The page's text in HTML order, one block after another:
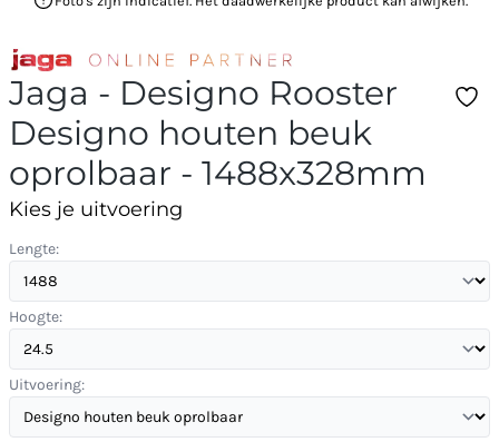
Jaga - Designo Rooster
Designo houten beuk
oprolbaar - 1488x328mm
Kies je uitvoering
Lengte:
Hoogte:
Uitvoering: